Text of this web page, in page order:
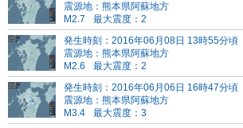
震源地：熊本県阿蘇地方
M2.7
最大震度：2
発生時刻：2016年06月08日 13時55分頃
震源地：熊本県阿蘇地方
M2.6
最大震度：2
発生時刻：2016年06月06日 16時47分頃
震源地：熊本県阿蘇地方
M3.4
最大震度：3